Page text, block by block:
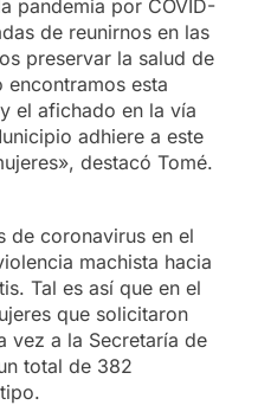
pandemia por COVID-
de reunirnos en las
preservar la salud de
esta
el afichado en la vía
adhiere a este
destacó Tomé.
de coronavirus en el
machista hacia
Tal es así que en el
que solicitaron
vez a la Secretaría de
total de 382